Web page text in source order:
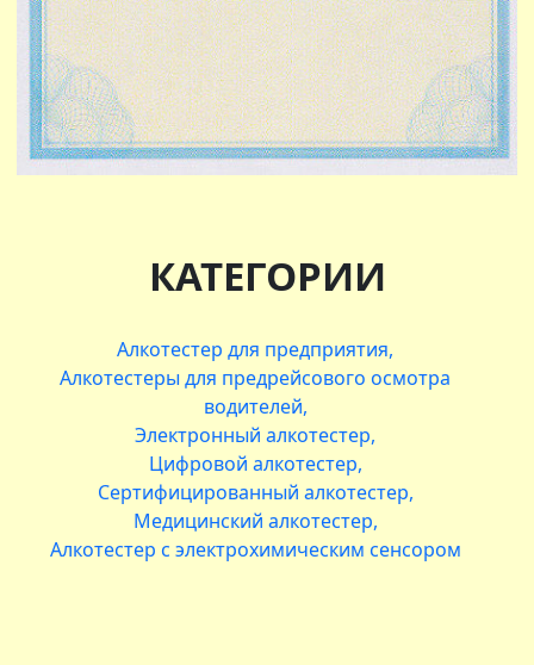
КАТЕГОРИИ
Алкотестер для предприятия
Алкотестеры для предрейсового осмотра
водителей
Электронный алкотестер
Цифровой алкотестер
Сертифицированный алкотестер
Медицинский алкотестер
Алкотестер с электрохимическим сенсором